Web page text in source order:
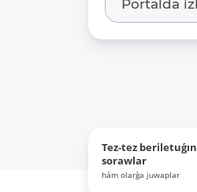
Tez-tez beriletuǵın
sorawlar
hám olarǵa juwaplar